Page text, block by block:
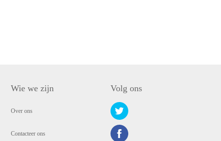
Wie we zijn
Over ons
Contacteer ons
Volg ons